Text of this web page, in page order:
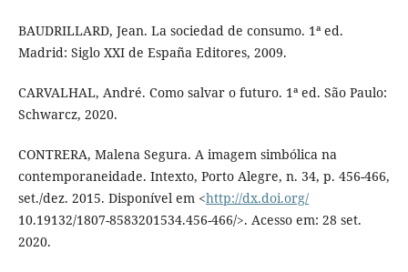
BAUDRILLARD, Jean. La sociedad de consumo. 1ª ed.
Madrid: Siglo XXI de España Editores, 2009.
CARVALHAL, André. Como salvar o futuro. 1ª ed. São Paulo:
Schwarcz, 2020.
CONTRERA, Malena Segura. A imagem simbólica na
contemporaneidade. Intexto, Porto Alegre, n. 34, p. 456-466,
set./dez. 2015. Disponível em <http://dx.doi.org/
10.19132/1807-8583201534.456-466/>. Acesso em: 28 set.
2020.